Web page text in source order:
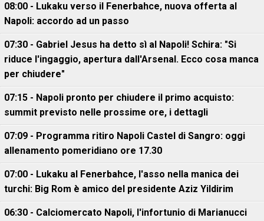
08:00 - Lukaku verso il Fenerbahce, nuova offerta al
Napoli: accordo ad un passo
07:30 - Gabriel Jesus ha detto sì al Napoli! Schira: "Si
riduce l'ingaggio, apertura dall'Arsenal. Ecco cosa manca
per chiudere"
07:15 - Napoli pronto per chiudere il primo acquisto:
summit previsto nelle prossime ore, i dettagli
07:09 - Programma ritiro Napoli Castel di Sangro: oggi
allenamento pomeridiano ore 17.30
07:00 - Lukaku al Fenerbahce, l'asso nella manica dei
turchi: Big Rom è amico del presidente Aziz Yildirim
06:30 - Calciomercato Napoli, l'infortunio di Marianucci